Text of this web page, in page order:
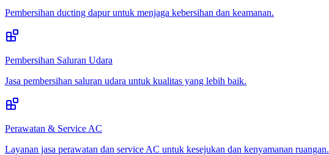
Pembersihan ducting dapur untuk menjaga kebersihan dan keamanan.
Pembersihan Saluran Udara
Jasa pembersihan saluran udara untuk kualitas yang lebih baik.
Perawatan & Service AC
Layanan jasa perawatan dan service AC untuk kesejukan dan kenyamanan ruangan.